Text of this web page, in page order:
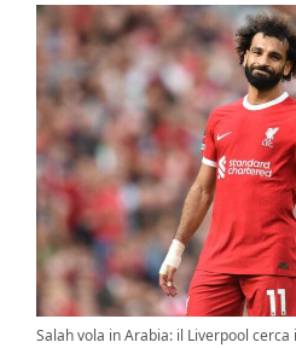
Salah vola in Arabia: il Liverpool cerca